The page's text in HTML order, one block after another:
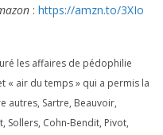
: https://​amzn​.to/​3​X​I​o​
les affaires de pédo­phi­lie
« air du temps » qui a per­mis la
autres, Sartre, Beauvoir,
Sollers, Cohn-Bendit, Pivot,